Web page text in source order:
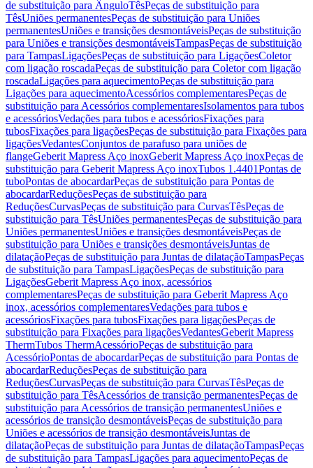
de substituição para ÂnguloTêsPeças de substituição para
TêsUniões permanentesPeças de substituição para Uniões
permanentesUniões e transições desmontáveisPeças de substituição
para Uniões e transições desmontáveisTampasPeças de substituição
para TampasLigaçõesPeças de substituição para LigaçõesColetor
com ligação roscadaPeças de substituição para Coletor com ligação
roscadaLigações para aquecimentoPeças de substituição para
Ligações para aquecimentoAcessórios complementaresPeças de
substituição para Acessórios complementaresIsolamentos para tubos
e acessóriosVedações para tubos e acessóriosFixações para
tubosFixações para ligaçõesPeças de substituição para Fixações para
ligaçõesVedantesConjuntos de parafuso para uniões de
flangeGeberit Mapress Aço inoxGeberit Mapress Aço inoxPeças de
substituição para Geberit Mapress Aço inoxTubos 1.4401Pontas de
tuboPontas de abocardarPeças de substituição para Pontas de
abocardarReduçõesPeças de substituição para
ReduçõesCurvasPeças de substituição para CurvasTêsPeças de
substituição para TêsUniões permanentesPeças de substituição para
Uniões permanentesUniões e transições desmontáveisPeças de
substituição para Uniões e transições desmontáveisJuntas de
dilataçãoPeças de substituição para Juntas de dilataçãoTampasPeças
de substituição para TampasLigaçõesPeças de substituição para
LigaçõesGeberit Mapress Aço inox, acessórios
complementaresPeças de substituição para Geberit Mapress Aço
inox, acessórios complementaresVedações para tubos e
acessóriosFixações para tubosFixações para ligaçõesPeças de
substituição para Fixações para ligaçõesVedantesGeberit Mapress
ThermTubos ThermAcessórioPeças de substituição para
AcessórioPontas de abocardarPeças de substituição para Pontas de
abocardarReduçõesPeças de substituição para
ReduçõesCurvasPeças de substituição para CurvasTêsPeças de
substituição para TêsAcessórios de transição permanentesPeças de
substituição para Acessórios de transição permanentesUniões e
acessórios de transição desmontáveisPeças de substituição para
Uniões e acessórios de transição desmontáveisJuntas de
dilataçãoPeças de substituição para Juntas de dilataçãoTampasPeças
de substituição para TampasLigações para aquecimentoPeças de